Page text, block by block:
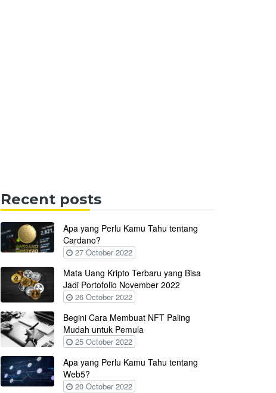
Recent posts
Apa yang Perlu Kamu Tahu tentang
Cardano?
27 October 2022
Mata Uang Kripto Terbaru yang Bisa
Jadi Portofolio November 2022
26 October 2022
Begini Cara Membuat NFT Paling
Mudah untuk Pemula
25 October 2022
Apa yang Perlu Kamu Tahu tentang
Web5?
20 October 2022